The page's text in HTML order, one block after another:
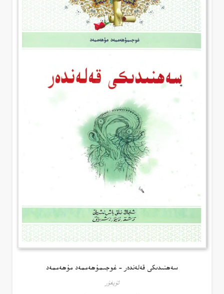
سەھنىدىكى قەلەندەر – غوجىمۇھەممەد مۇھەممەد
ئۇيغۇر